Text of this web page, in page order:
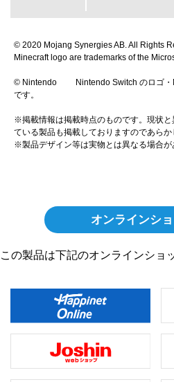
© 2020 Mojang Synergies AB. All Rights
Minecraft logo are trademarks of the
© Nintendo Nintendo Switch のロゴ・
です。
※掲載情報は掲載時点のものです。現状
ている製品も掲載しておりますのであらか
※製品デザイン等は実物とは異なる場合が
オンラインシ
この製品は下記のオンラインショ